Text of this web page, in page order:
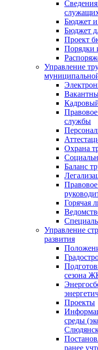
Бюджет и
Бюджет
Проект
Порядки
Управление
службы
Охрана
Баланс
Правовое
Горячая
Управление
развития
сезона
Проекты
среды
ранее